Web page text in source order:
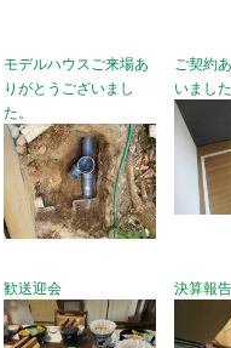
モデルハウスご来場あ
りがとうございまし
た。
ご契約
いました
歓送迎会 決算報